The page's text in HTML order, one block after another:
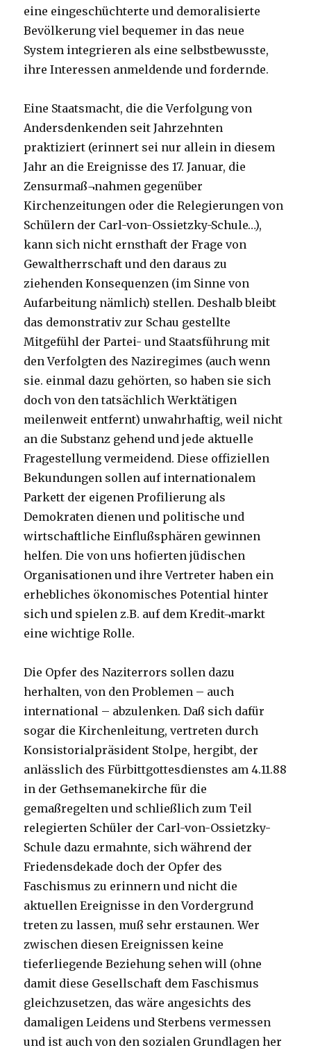
eine eingeschüchterte und demoralisierte
Bevölkerung viel bequemer in das neue
System integrieren als eine selbstbewusste,
ihre Interessen anmeldende und fordernde.
Eine Staatsmacht, die die Verfolgung von
Andersdenkenden seit Jahrzehnten
praktiziert (erinnert sei nur allein in diesem
Jahr an die Ereignisse des 17. Januar, die
Zensurmaß¬nahmen gegenüber
Kirchenzeitungen oder die Relegierungen von
Schülern der Carl-von-Ossietzky-Schule…),
kann sich nicht ernsthaft der Frage von
Gewaltherrschaft und den daraus zu
ziehenden Konsequenzen (im Sinne von
Aufarbeitung nämlich) stellen. Deshalb bleibt
das demonstrativ zur Schau gestellte
Mitgefühl der Partei- und Staatsführung mit
den Verfolgten des Naziregimes (auch wenn
sie. einmal dazu gehörten, so haben sie sich
doch von den tatsächlich Werktätigen
meilenweit entfernt) unwahrhaftig, weil nicht
an die Substanz gehend und jede aktuelle
Fragestellung vermeidend. Diese offiziellen
Bekundungen sollen auf internationalem
Parkett der eigenen Profilierung als
Demokraten dienen und politische und
wirtschaftliche Einflußsphären gewinnen
helfen. Die von uns hofierten jüdischen
Organisationen und ihre Vertreter haben ein
erhebliches ökonomisches Potential hinter
sich und spielen z.B. auf dem Kredit¬markt
eine wichtige Rolle.
Die Opfer des Naziterrors sollen dazu
herhalten, von den Problemen – auch
international – abzulenken. Daß sich dafür
sogar die Kirchenleitung, vertreten durch
Konsistorialpräsident Stolpe, hergibt, der
anlässlich des Fürbittgottesdienstes am 4.11.88
in der Gethsemanekirche für die
gemaßregelten und schließlich zum Teil
relegierten Schüler der Carl-von-Ossietzky-
Schule dazu ermahnte, sich während der
Friedensdekade doch der Opfer des
Faschismus zu erinnern und nicht die
aktuellen Ereignisse in den Vordergrund
treten zu lassen, muß sehr erstaunen. Wer
zwischen diesen Ereignissen keine
tieferliegende Beziehung sehen will (ohne
damit diese Gesellschaft dem Faschismus
gleichzusetzen, das wäre angesichts des
damaligen Leidens und Sterbens vermessen
und ist auch von den sozialen Grundlagen her